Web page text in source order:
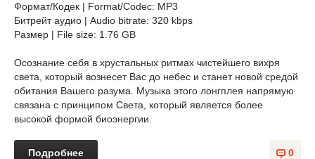
Формат/Кодек | Format/Codec: MP3
Битрейт аудио | Audio bitrate: 320 kbps
Размер | File size: 1.76 GB
Осознание себя в хрустальных ритмах чистейшего вихря
света, который вознесет Вас до небес и станет новой средой
обитания Вашего разума. Музыка этого лонгплея напрямую
связана с принципом Света, который является более
высокой формой биоэнергии.
0
Подробнее